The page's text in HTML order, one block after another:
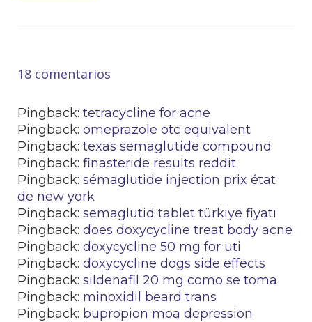
18 comentarios
Pingback: tetracycline for acne
Pingback: omeprazole otc equivalent
Pingback: texas semaglutide compound
Pingback: finasteride results reddit
Pingback: sémaglutide injection prix état
de new york
Pingback: semaglutid tablet türkiye fiyatı
Pingback: does doxycycline treat body acne
Pingback: doxycycline 50 mg for uti
Pingback: doxycycline dogs side effects
Pingback: sildenafil 20 mg como se toma
Pingback: minoxidil beard trans
Pingback: bupropion moa depression